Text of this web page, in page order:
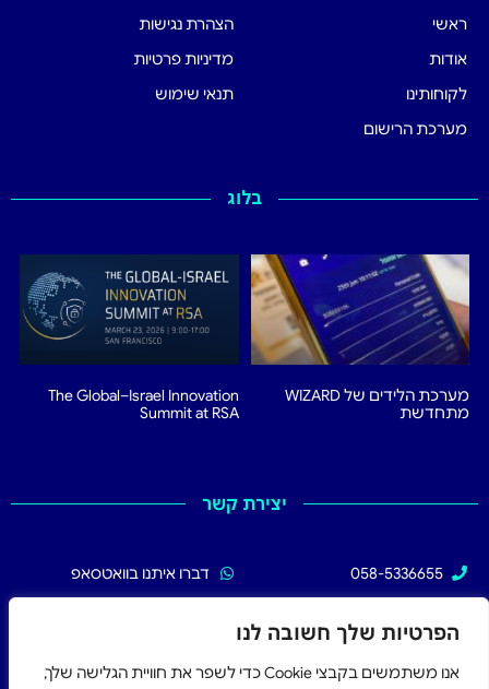
הפרטיות שלך חשובה לנו
אנו משתמשים בקבצי Cookie כדי לשפר את חוויית הגלישה שלך,
ראשי
אודות
לקוחותינו
מערכת הרישום
הצהרת נגישות
מדיניות פרטיות
תנאי שימוש
בלוג
מערכת הלידים של WIZARD
מתחדשת
The Global–Israel Innovation
Summit at RSA
יצירת קשר
058-5336655
דברו איתנו בוואטסאפ